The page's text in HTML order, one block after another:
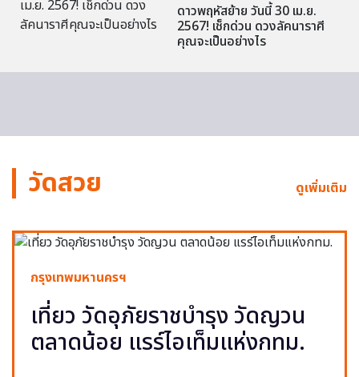
ดาวพฤหัสย้าย วันนี้ 30 เม.ย.
2567! เช็กด่วน ดวงลัคนาราศี
คุณจะเป็นอย่างไร
วัดสวย ดูเพิ่มเติม
กรุงเทพมหานครฯ
เที่ยว วัดอุภัยราชบำรุง วัดญวน
ตลาดน้อย แรร์ไอเท็มแห่งกทม.